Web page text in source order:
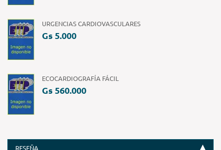
URGENCIAS CARDIOVASCULARES
Gs 5.000
ECOCARDIOGRAFÍA FÁCIL
Gs 560.000
RESEÑA